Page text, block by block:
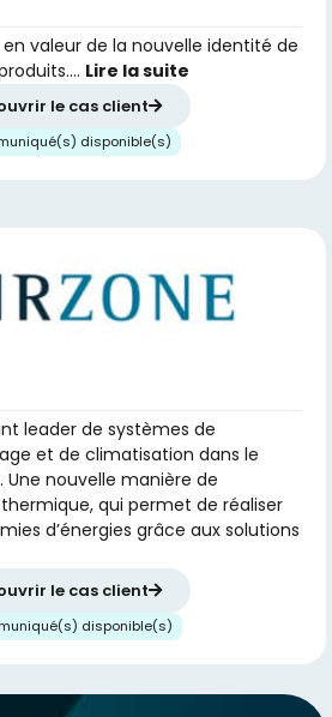
en valeur de la nouvelle identité de
Lire la suite
le cas client
disponible(s)
leader de systèmes de
et de climatisation dans le
nouvelle manière de
qui permet de réaliser
d’énergies grâce aux solutions
le cas client
disponible(s)